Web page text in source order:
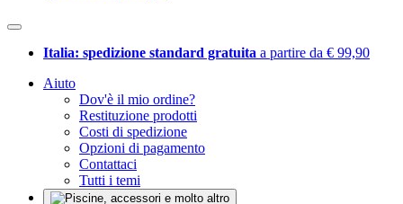
Italia: spedizione standard gratuita a partire da € 99,90
Aiuto
Dov'è il mio ordine?
Restituzione prodotti
Costi di spedizione
Opzioni di pagamento
Contattaci
Tutti i temi